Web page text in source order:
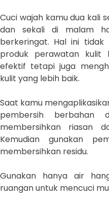
Cuci wajah kamu dua kali
dan sekali di malam
berkeringat. Hal ini tidak
produk perawatan kulit
efektif tetapi juga
kulit yang lebih baik.
Saat kamu
pembersih berbahan
membersihkan riasan
Kemudian gunakan
membersihkan residu.
Gunakan hanya air
ruangan untuk mencuci